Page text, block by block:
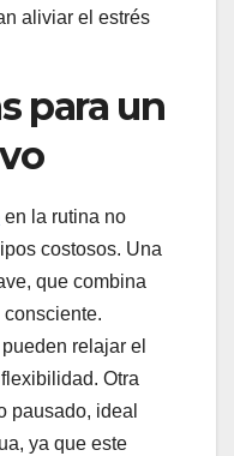
aliviar el estrés
para un
en la rutina no
costosos. Una
que combina
relajar el
Otra
pausado, ideal
ya que este